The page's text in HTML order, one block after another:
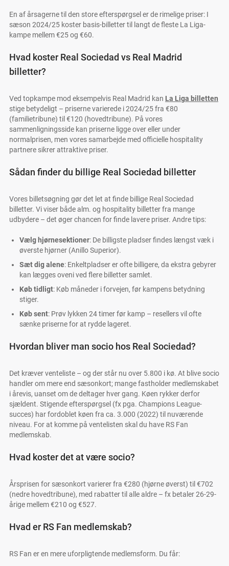
En af årsagerne til den store efterspørgsel er de rimelige priser: I
sæson 2024/25 koster basis-billetter til langt de fleste La Liga-
kampe mellem €25 og €60.
Hvad koster Real Sociedad vs Real Madrid
billetter?
Ved topkampe mod eksempelvis Real Madrid kan La Liga billetten
stige betydeligt – priserne varierede i 2024/25 fra €80
(familietribune) til €120 (hovedtribune). På vores
sammenligningsside kan priserne ligge over eller under
normalprisen, men vores samarbejde med officielle hospitality
partnere sikrer attraktive priser.
Sådan finder du billige Real Sociedad billetter
Vores billetsøgning gør det let at finde billige Real Sociedad
billetter. Vi viser både alm. og hospitality billetter fra mange
udbydere – det øger chancen for finde lavere priser. Andre tips:
Vælg hjørnesektioner: De billigste pladser findes længst væk i
øverste hjørner (Anillo Superior).
Sæt dig alene: Enkeltpladser er ofte billigere, da ekstra gebyrer
kan lægges oveni ved flere billetter samlet.
Køb tidligt: Køb måneder i forvejen, før kampens betydning
stiger.
Køb sent: Prøv lykken 24 timer før kamp – resellers vil ofte
sænke priserne for at rydde lageret.
Hvordan bliver man socio hos Real Sociedad?
Det kræver venteliste – og der står nu over 5.800 i kø. At blive socio
handler om mere end sæsonkort; mange fastholder medlemskabet
i årevis, uanset om de deltager hver gang. Køen rykker derfor
sjældent. Stigende efterspørgsel (fx pga. Champions League-
succes) har fordoblet køen fra ca. 3.000 (2022) til nuværende
niveau. For at komme på ventelisten skal du have RS Fan
medlemskab.
Hvad koster det at være socio?
Årsprisen for sæsonkort varierer fra €280 (hjørne øverst) til €702
(nedre hovedtribune), med rabatter til alle aldre – fx betaler 26-29-
årige mellem €210 og €527.
Hvad er RS Fan medlemskab?
RS Fan er en mere uforpligtende medlemsform. Du får: